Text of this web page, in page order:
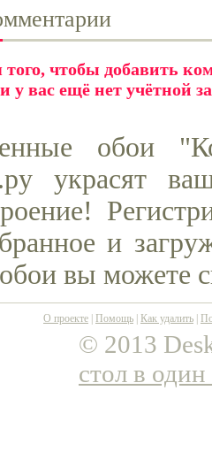
того, чтобы добавить
у вас ещё нет учётной
обои
украсят
и
вы можете
О проекте Помощь Как удалить
© 2013
стол в